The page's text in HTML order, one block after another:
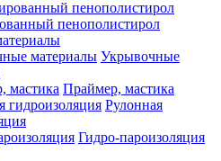
пенополистирол
Укрывочные
Праймер, мастика
Рулонная
Гидро-пароизоляция